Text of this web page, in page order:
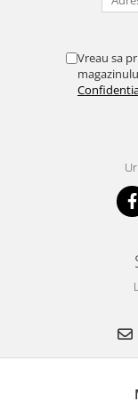
Masini de legat,
accesorii
Protocol si HORECA
Bucatarie si servire
Seturi si accesorii
Rucsacuri si
Vreau sa